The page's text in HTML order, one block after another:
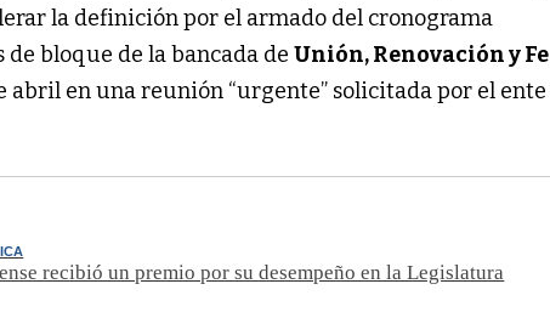
la definición por el armado del cronograma
de bloque de la bancada deUnión, Renovación y Fe
abril en una reunión “urgente” solicitada por el ente
recibió un premio por su desempeño en la Legislatura